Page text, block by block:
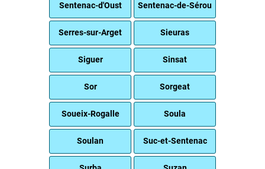
Sentenac-d'Oust Sentenac-de-Sérou
Serres-sur-Arget Sieuras
Siguer Sinsat
Sor Sorgeat
Soueix-Rogalle Soula
Soulan Suc-et-Sentenac